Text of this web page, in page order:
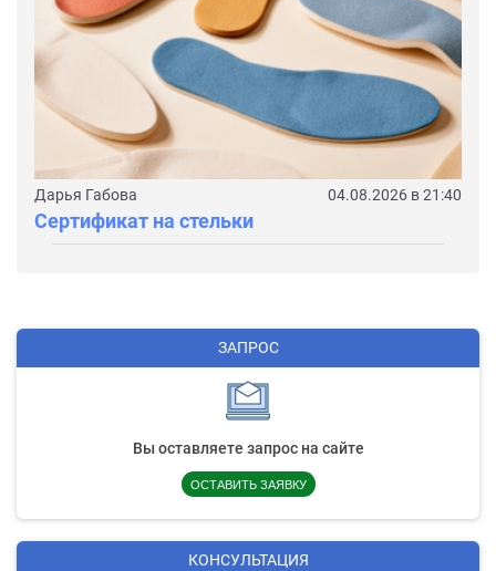
Дарья Габова 04.08.2026 в 21:40
Сертификат на стельки
ЗАПРОС
Вы оставляете запрос на сайте
ОСТАВИТЬ ЗАЯВКУ
КОНСУЛЬТАЦИЯ